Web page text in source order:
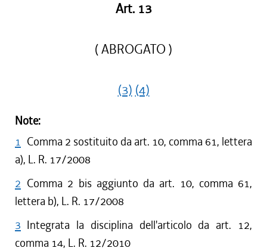
Art. 13
( ABROGATO )
(3) (4)
Note:
1 Comma 2 sostituito da art. 10, comma 61, lettera
a), L. R. 17/2008
2 Comma 2 bis aggiunto da art. 10, comma 61,
lettera b), L. R. 17/2008
3 Integrata la disciplina dell'articolo da art. 12,
comma 14, L. R. 12/2010